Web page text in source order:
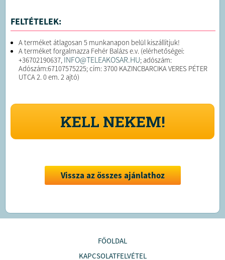
FELTÉTELEK:
A terméket átlagosan 5 munkanapon belül kiszállítjuk!
A terméket forgalmazza Fehér Balázs e.v. (elérhetőségei:
+36702190637, INFO@TELEAKOSAR.HU; adószám:
Adószám:67107575225; cím: 3700 KAZINCBARCIKA VERES PÉTER
UTCA 2. 0 em. 2 ajtó)
KELL NEKEM!
Vissza az összes ajánlathoz
FŐOLDAL
KAPCSOLATFELVÉTEL